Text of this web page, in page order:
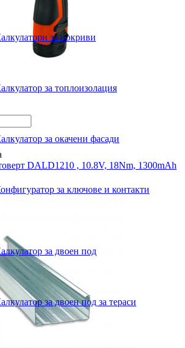
DALD1210 , 10.8V, 18Nm, 1300mAh
за покриви
за топлоизолация
за окачени фасади
за ключове и контакти
за двоен под
за двоен под за тераси